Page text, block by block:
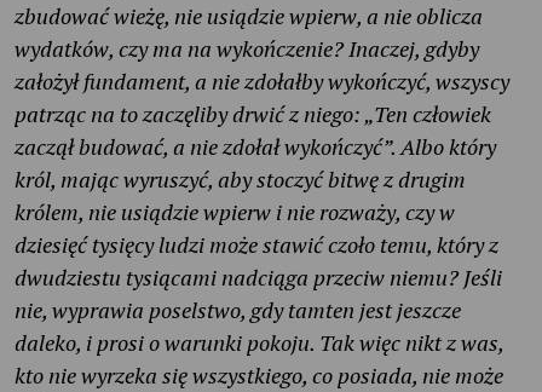
zbudować wieżę, nie usiądzie wpierw, a nie oblicza
wydatków, czy ma na wykończenie? Inaczej, gdyby
założył fundament, a nie zdołałby wykończyć, wszyscy
patrząc na to zaczęliby drwić z niego: „Ten człowiek
zaczął budować, a nie zdołał wykończyć”. Albo który
król, mając wyruszyć, aby stoczyć bitwę z drugim
królem, nie usiądzie wpierw i nie rozważy, czy w
dziesięć tysięcy ludzi może stawić czoło temu, który z
dwudziestu tysiącami nadciąga przeciw niemu? Jeśli
nie, wyprawia poselstwo, gdy tamten jest jeszcze
daleko, i prosi o warunki pokoju. Tak więc nikt z was,
kto nie wyrzeka się wszystkiego, co posiada, nie może